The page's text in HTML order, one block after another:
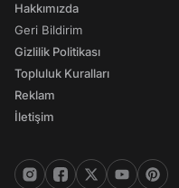
Hakkımızda
Geri Bildirim
Gizlilik Politikası
Topluluk Kuralları
Reklam
İletişim